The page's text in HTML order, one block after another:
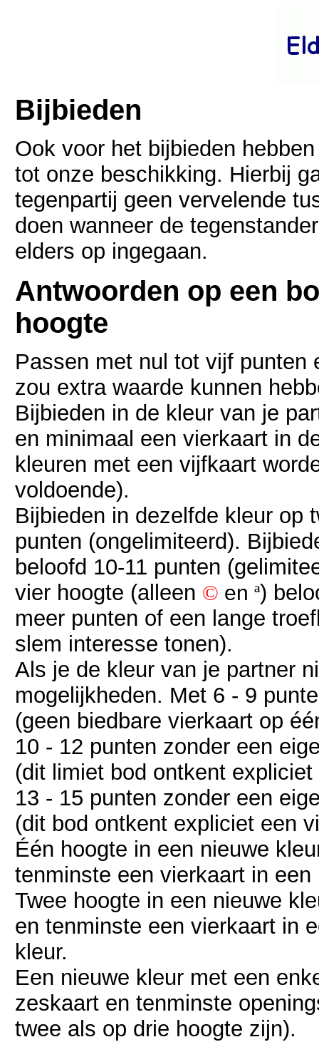
Bijbieden
Ook voor het bijbieden
tot onze beschikking. Hierbij
tegenpartij geen vervelende
doen wanneer de
elders op ingegaan.
Antwoorden op een
hoogte
Passen met nul tot vijf punten
zou extra waarde kunnen
Bijbieden in de kleur van je
en minimaal een vierkaart in
kleuren met een vijfkaart
voldoende).
Bijbieden in dezelfde kleur op
punten (ongelimiteerd).
beloofd 10-11 punten
vier hoogte (alleen © enª)
meer punten of een lange
slem interesse tonen).
Als je de kleur van je partner
mogelijkheden. Met 6 - 9
(geen biedbare vierkaart op
10 - 12 punten zonder een
(dit limiet bod ontkent
13 - 15 punten zonder een
(dit bod ontkent expliciet een
Één hoogte in een nieuwe
tenminste een vierkaart in
Twee hoogte in een nieuwe
en tenminste een vierkaart in
kleur.
Een nieuwe kleur met een
zeskaart en tenminste
twee als op drie hoogte zijn).